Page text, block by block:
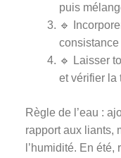
puis
🔹
consistance
🔹 Laisser
et vérifier la
Règle de l’eau :
rapport aux liants,
l’humidité. En